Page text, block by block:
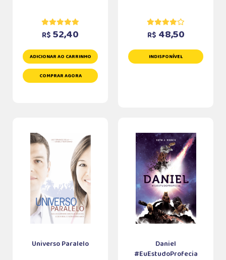
R$ 52,40
ADICIONAR AO CARRINHO
COMPRAR AGORA
R$ 48,50
INDISPONÍVEL
Universo Paralelo
Daniel
#EuEstudoProfecia